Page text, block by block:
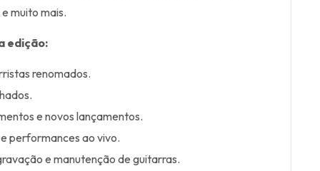
muito mais.
edição:
renomados.
e novos lançamentos.
performances ao vivo.
e manutenção de guitarras.